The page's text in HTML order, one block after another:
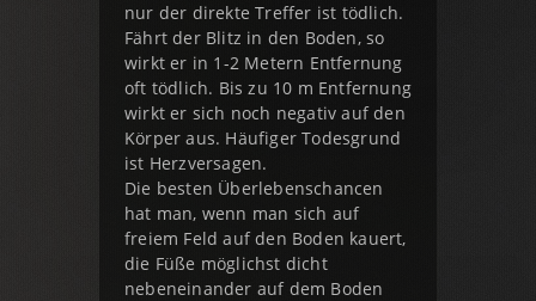
nur der direkte Treffer ist tödlich.
Fährt der Blitz in den Boden, so
wirkt er in 1-2 Metern Entfernung
oft tödlich. Bis zu 10 m Entfernung
wirkt er sich noch negativ auf den
Körper aus. Häufiger Todesgrund
ist Herzversagen.
Die besten Überlebenschancen
hat man, wenn man sich auf
freiem Feld auf den Boden kauert,
die Füße möglichst dicht
nebeneinander auf dem Boden